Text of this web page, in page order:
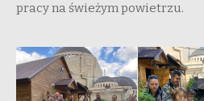
pracy na świeżym powietrzu.